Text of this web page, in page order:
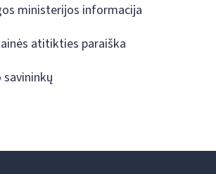
ministerijos informacija
atitikties paraiška